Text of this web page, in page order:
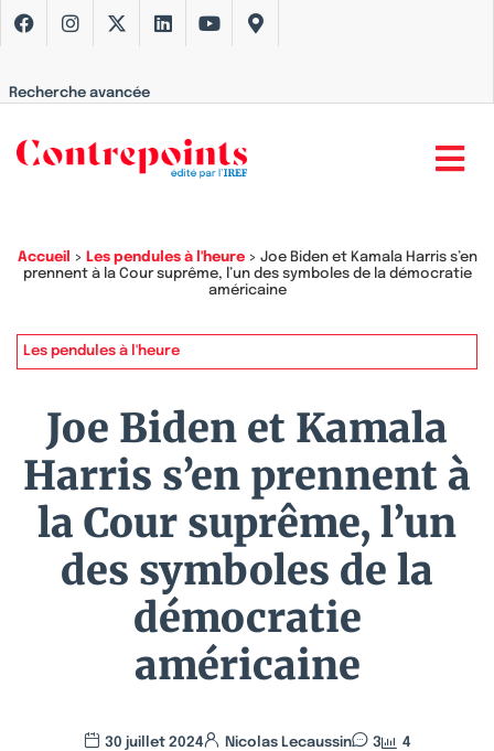
Recherche avancée
Accueil > Les pendules à l'heure> Joe Biden et Kamala Harris s’en
prennent à la Cour suprême, l’un des symboles de la démocratie
américaine
Les pendules à l'heure
Joe Biden et Kamala
Harris s’en prennent à
la Cour suprême, l’un
des symboles de la
démocratie
américaine
30 juillet 2024 Nicolas Lecaussin 3
4